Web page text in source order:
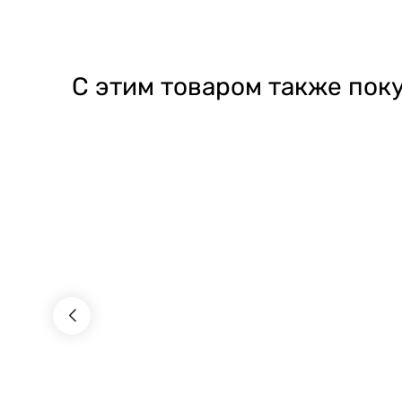
С этим товаром также